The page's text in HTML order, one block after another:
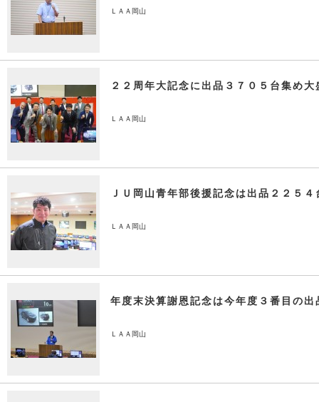
ＬＡＡ岡山
２２周年大記念に出品３７０５台集め大
ＬＡＡ岡山
ＪＵ岡山青年部後援記念は出品２２５４
ＬＡＡ岡山
年度末決算謝恩記念は今年度３番目の出
ＬＡＡ岡山